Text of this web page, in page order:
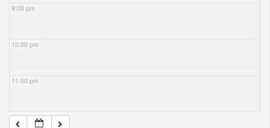
9:00 pm
10:00 pm
11:00 pm